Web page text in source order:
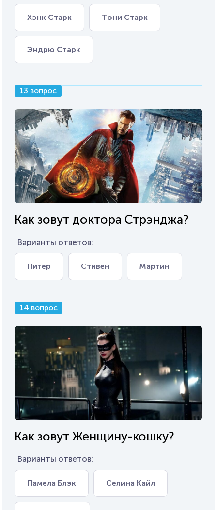
Хэнк Старк Тони Старк
Эндрю Старк
13 вопрос
Как зовут доктора Стрэнджа?
Варианты ответов:
Питер Стивен Мартин
14 вопрос
Как зовут Женщину-кошку?
Варианты ответов:
Памела Блэк Селина Кайл